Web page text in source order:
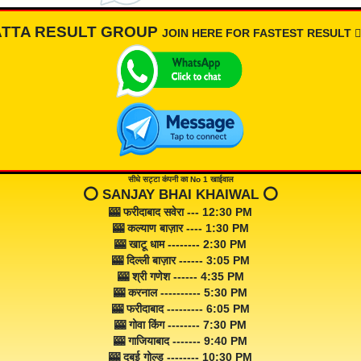
RESULT GROUP JOIN HERE FOR FASTEST RESULT
सीधे सट्टा कंपनी का No 1 खाईवाल
⭕️ SANJAY BHAI KHAIWAL ⭕️
🎰 फरीदाबाद सवेरा --- 12:30 PM
🎰 कल्याण बाज़ार ---- 1:30 PM
🎰 खाटू धाम -------- 2:30 PM
🎰 दिल्ली बाज़ार ------ 3:05 PM
🎰 श्री गणेश ------ 4:35 PM
🎰 करनाल ---------- 5:30 PM
🎰 फरीदाबाद --------- 6:05 PM
🎰 गोवा किंग -------- 7:30 PM
🎰 गाजियाबाद ------- 9:40 PM
🎰 दुबई गोल्ड -------- 10:30 PM